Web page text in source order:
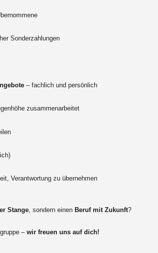
Sonderzahlungen
– fachlich und persönlich
zusammenarbeitet
Verantwortung zu übernehmen
Stange , sondern einen Beruf mit Zukunft?
– wir freuen uns auf dich!